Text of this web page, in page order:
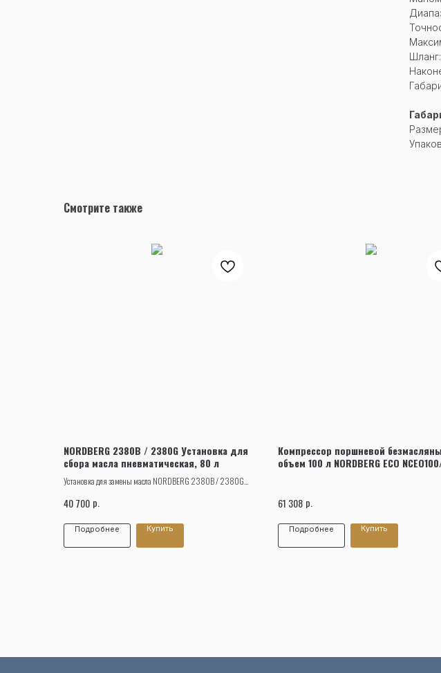
Смотрите также
NORDBERG 2380B / 2380G Установка для
сбора масла пневматическая, 80 л
Установка для замены масла NORDBERG 2380B / 2380G
транспортного средства при помощи вентури-вакуумной
40 700 р.
Подробнее Купить
Компрессор поршневой
объем 100 л NORDBERG ECO
61 308 р.
Подробнее Купить